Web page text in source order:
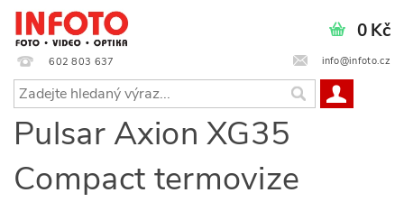
602 803 637 info@infoto.cz
0 Kč
Pulsar Axion XG35
Compact termovize